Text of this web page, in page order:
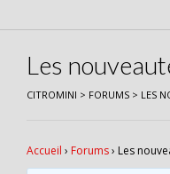
Les
CITROMINI > FORUMS > LES
Accueil › Forums› Les